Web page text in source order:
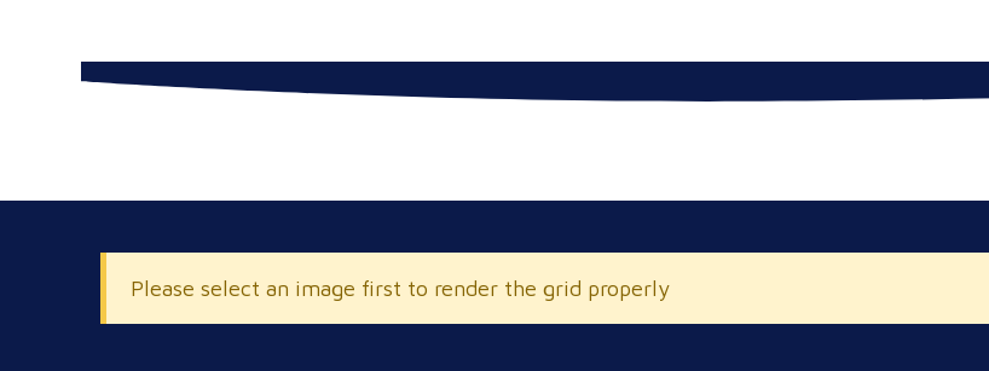
Please select an image first to render the grid properly